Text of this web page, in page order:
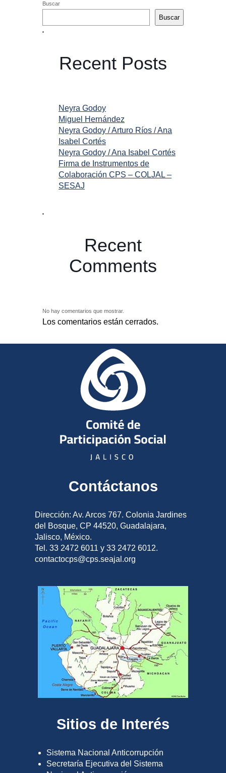
Buscar
Buscar
Recent Posts
Neyra Godoy
Miguel Hernández
Neyra Godoy / Arturo Ríos / Ana
Isabel Cortés
Neyra Godoy / Ana Isabel Cortés
Firma de Instrumentos de
Colaboración CPS – COLJAL –
SESAJ
Recent
Comments
No hay comentarios que mostrar.
Los comentarios están cerrados.
Contáctanos
Dirección: Av. Arcos 767. Colonia Jardines
del Bosque, CP 44520, Guadalajara,
Jalisco, México.
Tel. 33 2472 6011 y 33 2472 6012.
contactocps@cps.seajal.org
Sitios de Interés
Sistema Nacional Anticorrupción
Secretaría Ejecutiva del Sistema